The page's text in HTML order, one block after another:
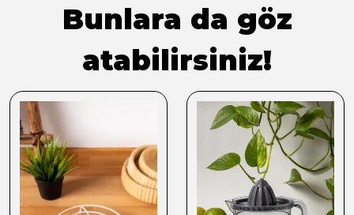
Bunlara da göz
atabilirsiniz!